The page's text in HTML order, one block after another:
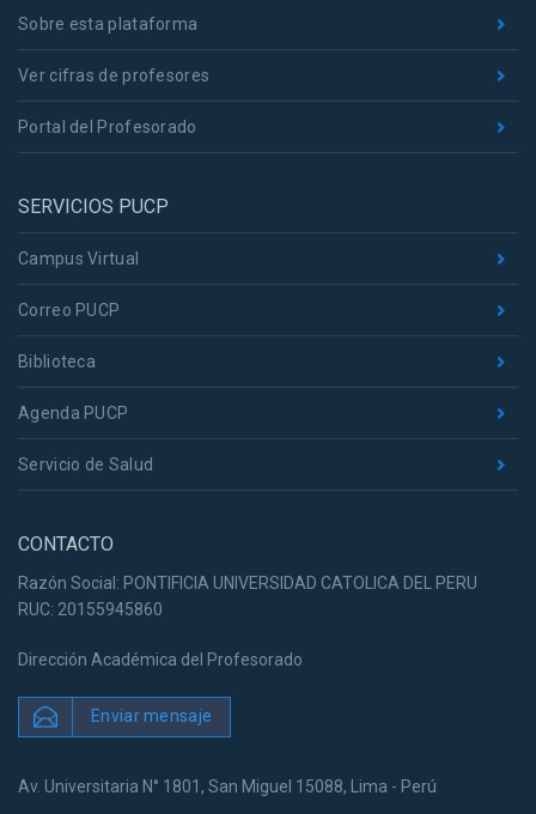
Sobre esta plataforma
Ver cifras de profesores
Portal del Profesorado
SERVICIOS PUCP
Campus Virtual
Correo PUCP
Biblioteca
Agenda PUCP
Servicio de Salud
CONTACTO
Razón Social: PONTIFICIA UNIVERSIDAD CATOLICA DEL PERU
RUC: 20155945860
Dirección Académica del Profesorado
Enviar mensaje
Av. Universitaria N° 1801, San Miguel 15088, Lima - Perú